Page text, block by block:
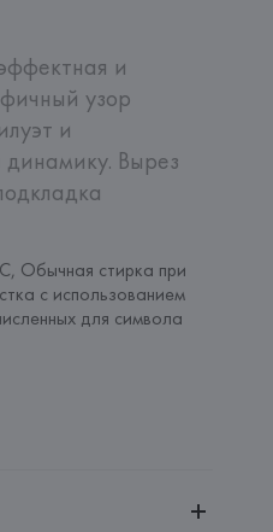
и
узор
и
Вырез
Обычная стирка при
с использованием
для символа